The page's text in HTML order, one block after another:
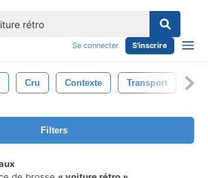
Se connecter S'inscrire
Cru Contexte Transport
Filters